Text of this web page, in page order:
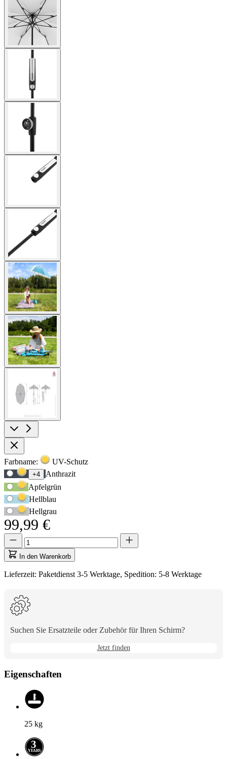
larger
image
image
View
larger
image
View
larger
image
image
Produktoptionen
Farbname:
UV-Schutz
Verwenden
Sie
die
Tabulatortaste,
um
zur
ersten
Auswahloption
zu
navigieren,
und
anschließend
die
zwischen
den
Optionen
zu
+4
Anthrazit
Apfelgrün
Hellblau
Hellgrau
99,99 €
Menge
aktualisiert
auf
1
Menge
In den Warenkorb
Lieferzeit: Paketdienst 3-5 Werktage, Spedition: 5-8 Werktage
Suchen Sie Ersatzteile oder Zubehör für Ihren Schirm?
Jetzt finden
Eigenschaften
25 kg
YEARS
3